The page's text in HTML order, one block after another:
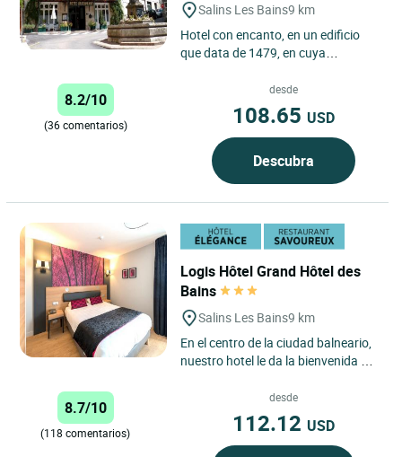
Salins Les Bains9 km
Hotel con encanto, en un edificio
que data de 1479, en cuya
autenticidad, a la vez que se...
8.2/10
(36 comentarios)
desde
108.65 USD
Descubra
Logis Hôtel Grand Hôtel des
Bains
Salins Les Bains9 km
En el centro de la ciudad balneario,
nuestro hotel le da la bienvenida en
Entorno encantador...
8.7/10
(118 comentarios)
desde
112.12 USD